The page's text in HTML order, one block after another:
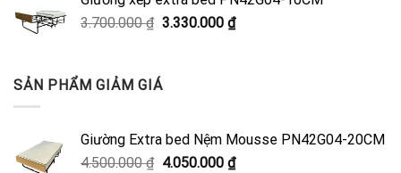
3.700.000₫ Giá
3.700.000 ₫.
3.330.000 ₫Giá
SẢN PHẨM GIẢM GIÁ
Giường Extra bed Nệm Mousse PN42G04-20CM
4.500.000₫ Giá
4.050.000 ₫Giá